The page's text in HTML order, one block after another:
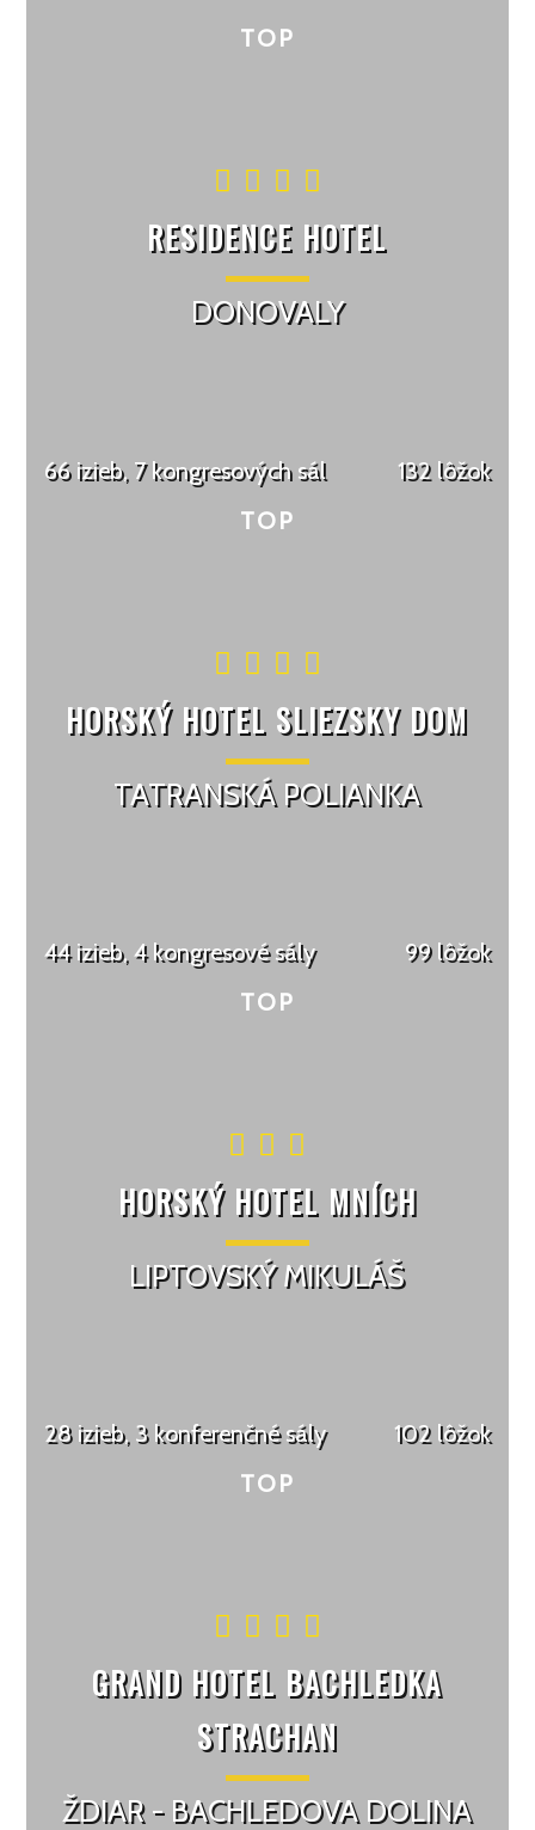
RESIDENCE HOTEL
DONOVALY
66 izieb, 7 kongresových sál 132 lôžok
HORSKÝ HOTEL SLIEZSKY DOM
TATRANSKÁ POLIANKA
44 izieb, 4 kongresové sály 99 lôžok
HORSKÝ HOTEL MNÍCH
LIPTOVSKÝ MIKULÁŠ
28 izieb, 3 konferenčné sály 102 lôžok
GRAND HOTEL BACHLEDKA
STRACHAN
ŽDIAR - BACHLEDOVA DOLINA